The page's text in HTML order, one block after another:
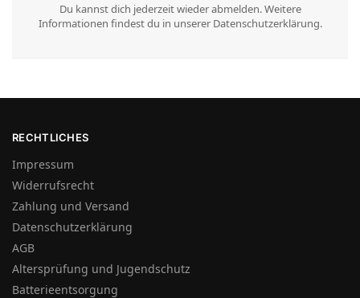
Du kannst dich jederzeit wieder abmelden. Weitere
Informationen findest du in unserer Datenschutzerklärung.
RECHTLICHES
Impressum
Widerrufsrecht
Zahlung und Versand
Datenschutzerklärung
AGB
Altersprüfung und Jugendschutz
Batterieentsorgung